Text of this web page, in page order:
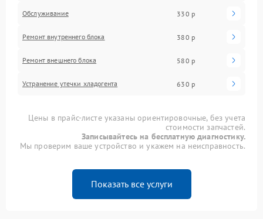
Обслуживание 330 р
Ремонт внутреннего блока 380 р
Ремонт внешнего блока 580 р
Устранение утечки хладогента 630 р
Цены в прайс-листе указаны ориентировочные, без учета
стоимости запчастей.
Записывайтесь на бесплатную диагностику.
Мы проверим ваше устройство и укажем на неисправность.
Показать все услуги